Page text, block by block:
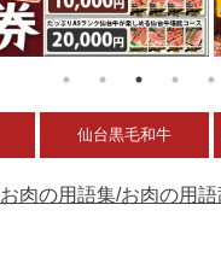
仙台黒毛和牛
お肉の用語集/お肉の用